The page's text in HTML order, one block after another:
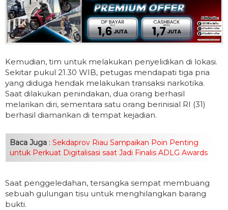
Kemudian, tim untuk melakukan penyelidikan di lokasi.
Sekitar pukul 21.30 WIB, petugas mendapati tiga pria
yang diduga hendak melakukan transaksi narkotika.
Saat dilakukan penindakan, dua orang berhasil
melarikan diri, sementara satu orang berinisial RI (31)
berhasil diamankan di tempat kejadian.
Baca Juga : Sekdaprov Riau Sampaikan Poin Penting
untuk Perkuat Digitalisasi saat Jadi Finalis ADLG Awards
Saat penggeledahan, tersangka sempat membuang
sebuah gulungan tisu untuk menghilangkan barang
bukti.